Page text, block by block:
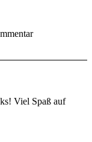
Viel Spaß auf